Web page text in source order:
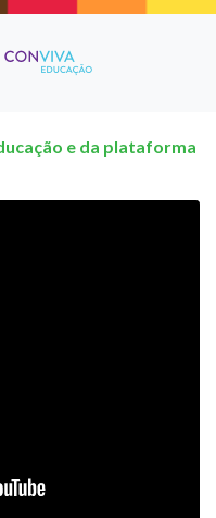
e da plataforma